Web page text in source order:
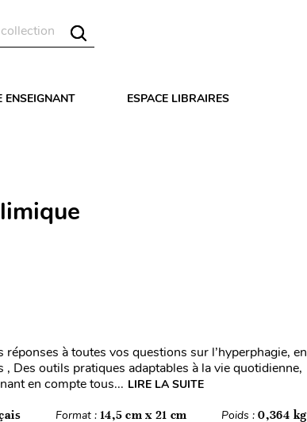
ENSEIGNANT ESPACE LIBRAIRES
à toutes vos questions sur l’hyperphagie, en
Des outils pratiques adaptables à la vie quotidienne,
en compte tous... LIRE LA SUITE
Format : 14,5 cm x 21 cm Poids :0,364 kg